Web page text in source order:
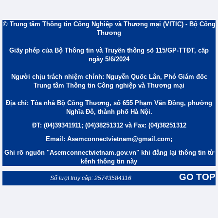
© Trung tâm Thông tin Công Nghiệp và Thương mại (VITIC) - Bộ Công
Thương
Giấy phép của Bộ Thông tin và Truyền thông số 115/GP-TTĐT, cấp
ngày 5/6/2024
Người chịu trách nhiệm chính: Nguyễn Quốc Lân, Phó Giám đốc
Trung tâm Thông tin Công nghiệp và Thương mại
Địa chỉ: Tòa nhà Bộ Công Thương, số 655 Phạm Văn Đồng, phường
Nghĩa Đô, thành phố Hà Nội.
ĐT: (04)39341911; (04)38251312 và Fax: (04)38251312
Email: Asemconnectvietnam@gmail.com;
Ghi rõ nguồn "Asemconnectvietnam.gov.vn" khi đăng lại thông tin từ
kênh thông tin này
GO TOP
Số lượt truy cập: 25743584116